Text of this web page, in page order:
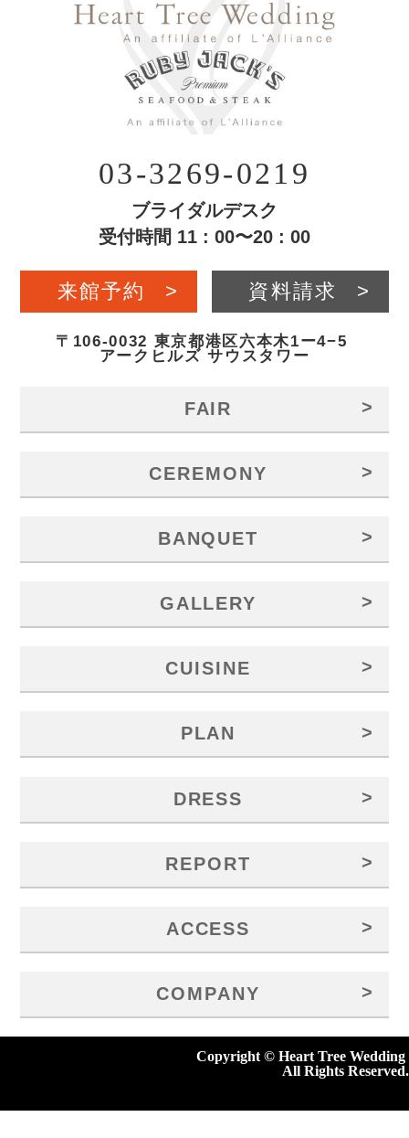
03-3269-0219
ブライダルデスク
受付時間 11 : 00〜20 : 00
来館予約 > 資料請求 >
〒106-0032 東京都港区六本木1ー4−5
アークヒルズ サウスタワー
FAIR >
CEREMONY >
BANQUET >
GALLERY >
CUISINE >
PLAN >
DRESS >
REPORT >
ACCESS >
COMPANY >
Copyright © Heart Tree Wedding
All Rights Reserved.